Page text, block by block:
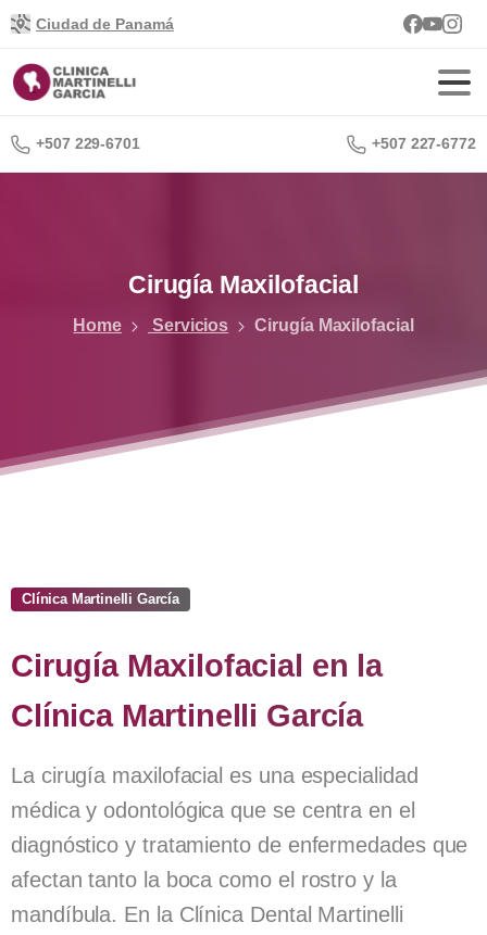
Ciudad de Panamá
+507 229-6701 +507 227-6772
Cirugía Maxilofacial
Home Servicios Cirugía Maxilofacial
Clínica Martinelli García
Cirugía Maxilofacial en la
Clínica Martinelli García
La cirugía maxilofacial es una especialidad
médica y odontológica que se centra en el
diagnóstico y tratamiento de enfermedades que
afectan tanto la boca como el rostro y la
mandíbula. En la Clínica Dental Martinelli